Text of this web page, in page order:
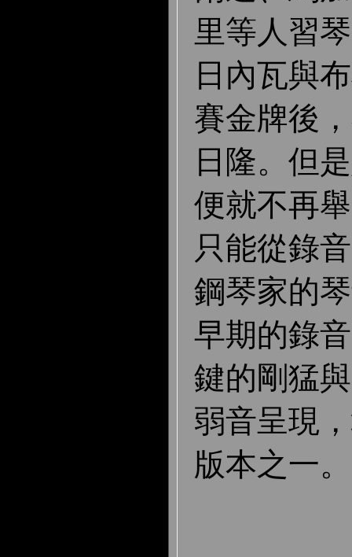
里等人習
日內瓦與
賽金牌後
日隆。但
便就不再
只能從錄
鋼琴家的
早期的錄
鍵的剛猛
弱音呈現
版本之一。